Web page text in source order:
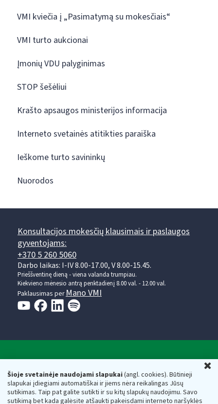
Šioje svetainėje naudojami slapukai(angl. cookies). Būtinieji
slapukai įdiegiami automatiškai ir jiems nėra reikalingas Jūsų
sutikimas. Taip pat galite sutikti ir su kitų slapukų naudojimu. Savo
sutikimą bet kada galėsite atšaukti pakeisdami interneto naršyklės
VMI kviečia į „Pasimatymą su mokesčiais“
VMI turto aukcionai
Įmonių VDU palyginimas
STOP šešėliui
Krašto apsaugos ministerijos informacija
Interneto svetainės atitikties paraiška
Ieškome turto savininkų
Nuorodos
Konsultacijos mokesčių klausimais ir paslaugos
gyventojams:
+370 5 260 5060
Darbo laikas: I-IV 8.00-17.00, V 8.00-15.45.
Prieššventinę dieną - viena valanda trumpiau.
Kiekvieno mėnesio antrą penktadienį 8.00 val. - 12.00 val.
Paklausimas perMano VMI
Valstybinė mokesčių inspekcija prie Lietuvos
Respublikos finansų ministerijos
Biudžetinė įstaiga. Juridinio asmens kodas — 188659752,
adresas: Vasario 16-osios g. 14, 01107 Vilnius, Lietuva, el.paštas: